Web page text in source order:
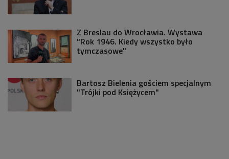
Z Breslau do Wrocławia. Wystawa
"Rok 1946. Kiedy wszystko było
tymczasowe"
Bartosz Bielenia gościem specjalnym
"Trójki pod Księżycem"